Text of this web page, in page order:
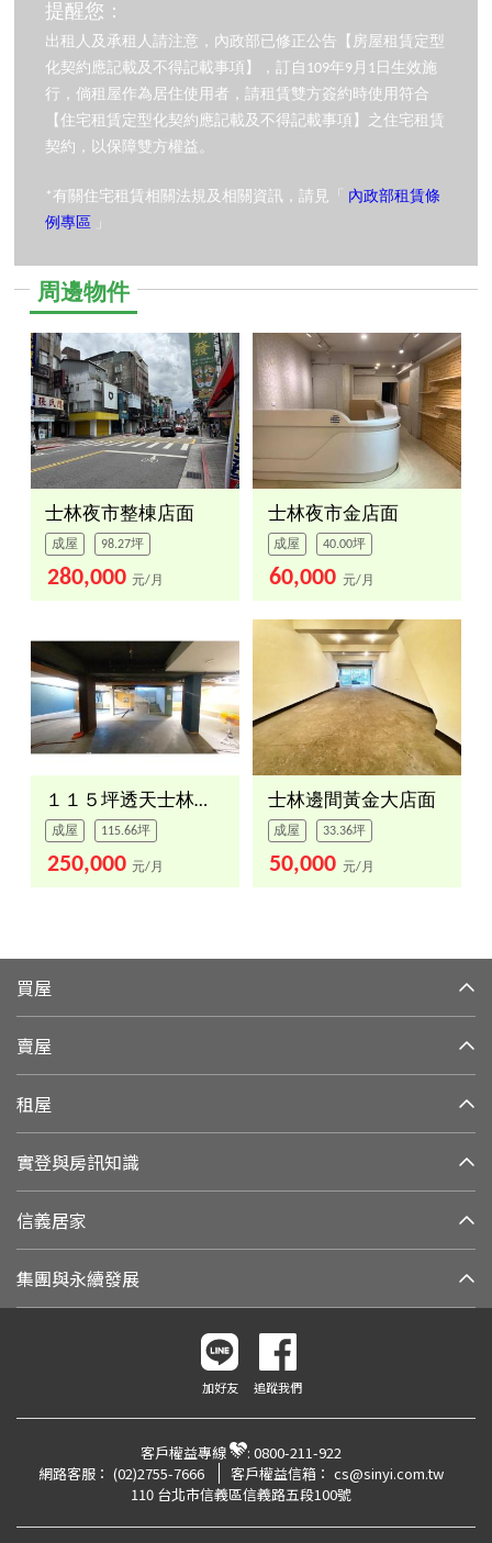
提醒您：
出租人及承租人請注意，內政部已修正公告【房屋租賃定型
化契約應記載及不得記載事項】，訂自109年9月1日生效施
行，倘租屋作為居住使用者，請租賃雙方簽約時使用符合
【住宅租賃定型化契約應記載及不得記載事項】之住宅租賃
契約，以保障雙方權益。
*有關住宅租賃相關法規及相關資訊，請見「 內政部租賃條
例專區 」
周邊物件
士林夜市整棟店面
成屋 98.27坪
280,000 元/月
士林夜市金店面
成屋 40.00坪
60,000 元/月
１１５坪透天士林夜市誠租
成屋 115.66坪
250,000 元/月
士林邊間黃金大店面
成屋 33.36坪
50,000 元/月
買屋
賣屋
租屋
實登與房訊知識
信義居家
集團與永續發展
加好友 追蹤我們
客戶權益專線 : 0800-211-922
網路客服： (02)2755-7666 客戶權益信箱： cs@sinyi.com.tw
110 台北市信義區信義路五段100號